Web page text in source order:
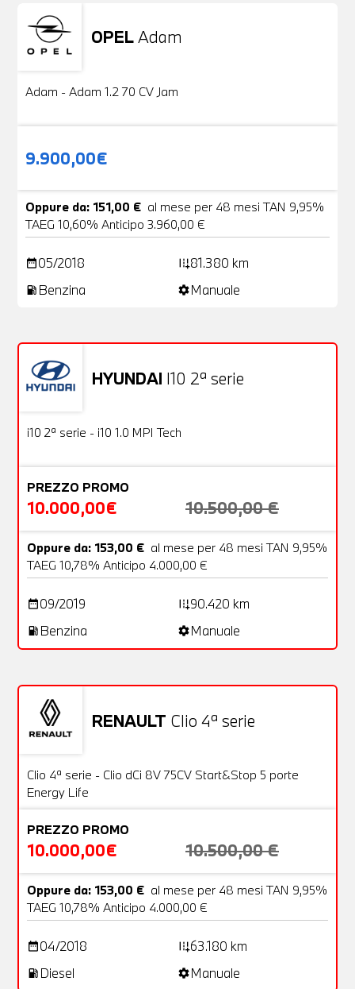
OPELAdam
Usato
Adam - Adam 1.2 70 CV Jam
9.900,00€
Oppure da: 151,00 € al mese per 48 mesi TAN 9,95%
TAEG 10,60% Anticipo 3.960,00 €
date_range05/2018 add_road81.380 km
local_gas_station Benzina settingsManuale
HYUNDAI I10 2ª serie
OFFERTA
Usato
i10 2ª serie - i10 1.0 MPI Tech
PREZZO PROMO
10.000,00€ 10.500,00 €
Oppure da: 153,00 € al mese per 48 mesi TAN 9,95%
TAEG 10,78% Anticipo 4.000,00 €
date_range09/2019 add_road90.420 km
local_gas_station Benzina settingsManuale
RENAULT Clio 4ª serie
OFFERTA
Usato
Clio 4ª serie - Clio dCi 8V 75CV Start&Stop 5 porte
Energy Life
PREZZO PROMO
10.000,00€ 10.500,00 €
Oppure da: 153,00 € al mese per 48 mesi TAN 9,95%
TAEG 10,78% Anticipo 4.000,00 €
date_range04/2018 add_road63.180 km
local_gas_station Diesel settingsManuale